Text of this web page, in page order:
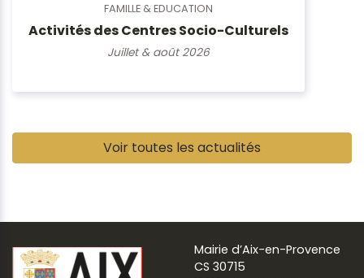
Pause
FAMILLE & EDUCATION
Activités des Centres Socio-Culturels
Juillet & août 2026
Voir toutes les actualités
Mairie d’Aix-en-Provence
CS 30715